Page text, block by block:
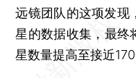
远镜团队的这项发现
星的数据收集，最终
星数量提高至接近